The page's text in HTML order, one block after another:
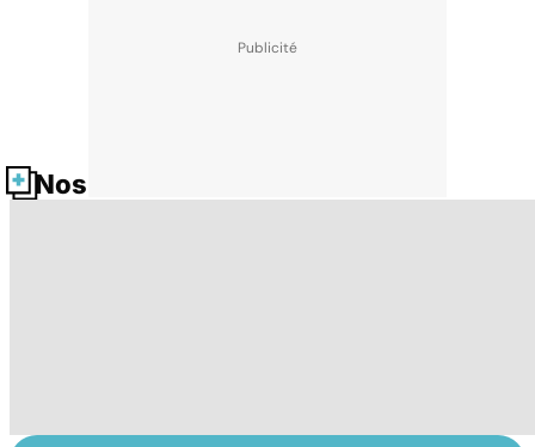
Nos fiches santé